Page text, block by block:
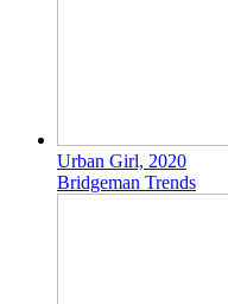
Urban Girl, 2020
Bridgeman Trends